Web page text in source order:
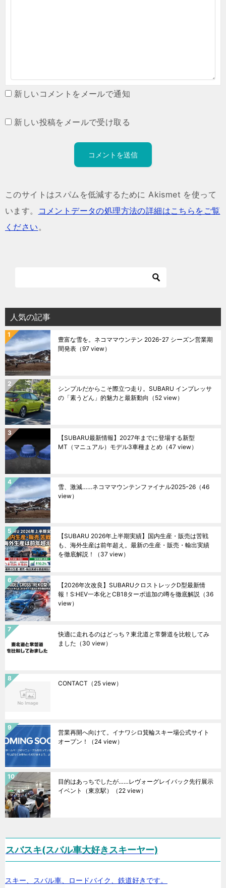
新しいコメントをメールで通知
新しい投稿をメールで受け取る
このサイトはスパムを低減するために Akismet を使って
います。
コメントデータの処理方法の詳細はこちらをご覧
ください。
人気の記事
豊富な雪を。ネコママウンテン 2026-27 シーズン営業期
間発表 （97 view）
シンプルだからこそ際立つ走り。SUBARU インプレッサ
の「素うどん」的魅力と最新動向 （52 view）
【SUBARU最新情報】2027年までに登場する新型
MT（マニュアル）モデル3車種まとめ （47 view）
雪、激減……ネコママウンテンファイナル2025ｰ26 （46
view）
【SUBARU 2026年上半期実績】国内生産・販売は苦戦
も、海外生産は前年超え。最新の生産・販売・輸出実績
を徹底解説！
（37 view）
【2026年次改良】SUBARUクロストレックD型最新情
報！S:HEV一本化とCB18ターボ追加の噂を徹底解説 （36
view）
快適に走れるのはどっち？東北道と常磐道を比較してみ
ました （30 view）
CONTACT （25 view）
営業再開へ向けて。イナワシロ箕輪スキー場公式サイト
オープン！
（24 view）
目的はあっちでしたが……レヴォーグレイバック先行展示
イベント（東京駅）
（22 view）
スバスキ(スバル車大好きスキーヤー)
スキー、スバル車、ロードバイク、鉄道好きです。